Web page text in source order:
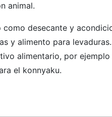
animal.
desecante y
y alimento para
alimentario, por
el konnyaku.